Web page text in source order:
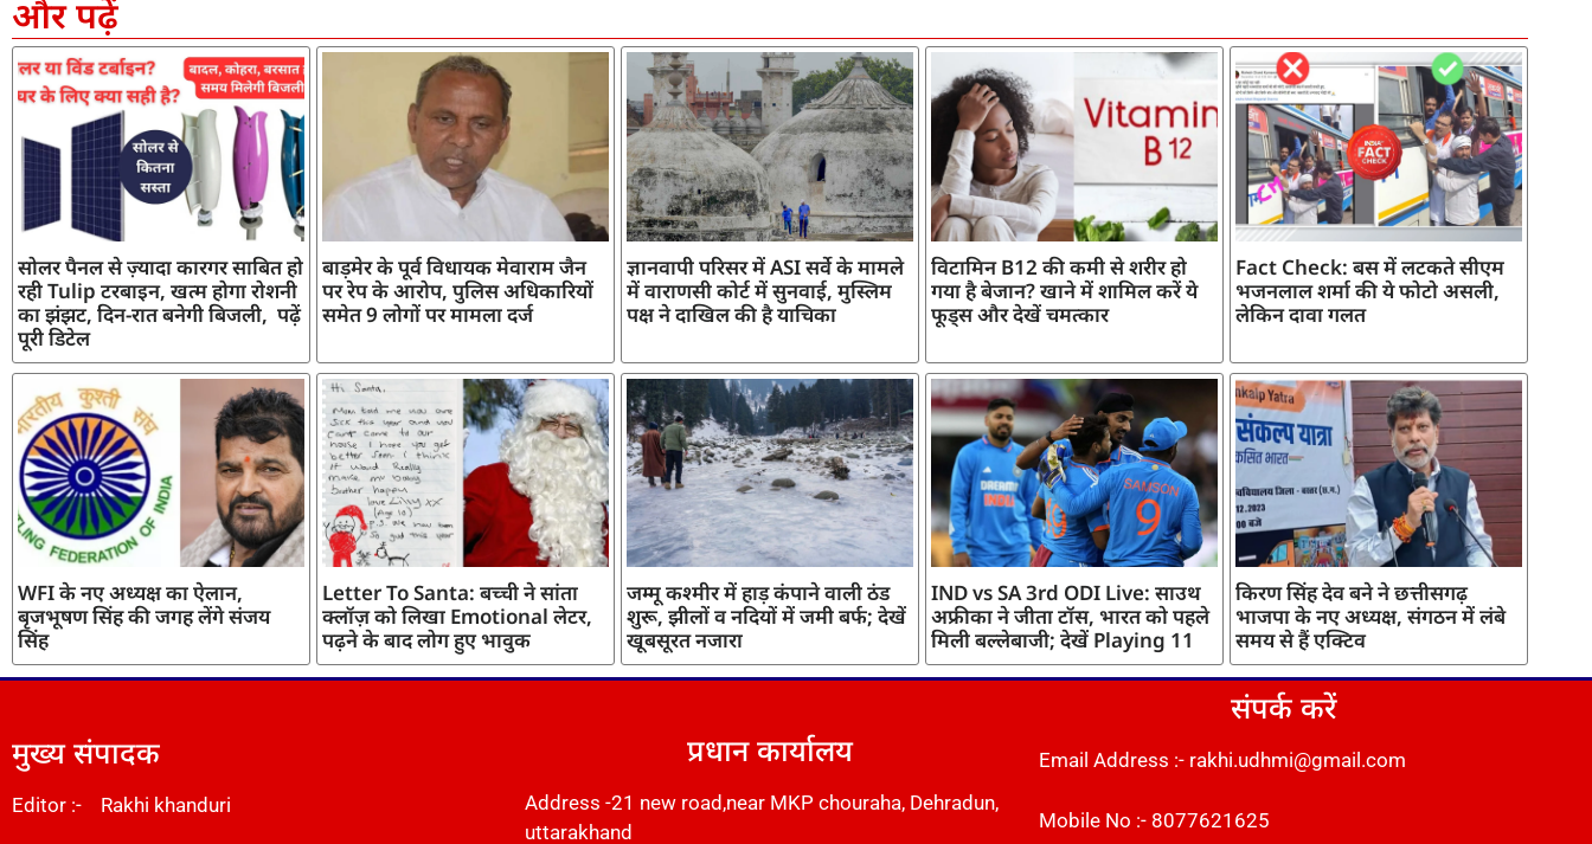
और पढ़ें
सोलर पैनल से ज़्यादा कारगर साबित हो
रही Tulip टरबाइन, खत्म होगा रोशनी
का झंझट, दिन-रात बनेगी बिजली, पढ़ें
पूरी डिटेल
बाड़मेर के पूर्व विधायक मेवाराम जैन
पर रेप के आरोप, पुलिस अधिकारियों
समेत 9 लोगों पर मामला दर्ज
ज्ञानवापी परिसर में ASI सर्वे के मामले
में वाराणसी कोर्ट में सुनवाई, मुस्लिम
पक्ष ने दाखिल की है याचिका
विटामिन B12 की कमी से शरीर हो
गया है बेजान? खाने में शामिल करें ये
फूड्स और देखें चमत्कार
Fact Check: बस में लटकते सीएम
भजनलाल शर्मा की ये फोटो असली,
लेकिन दावा गलत
WFI के नए अध्यक्ष का ऐलान,
बृजभूषण सिंह की जगह लेंगे संजय
सिंह
Letter To Santa: बच्ची ने सांता
क्लॉज़ को लिखा Emotional लेटर,
पढ़ने के बाद लोग हुए भावुक
जम्मू कश्मीर में हाड़ कंपाने वाली ठंड
शुरू, झीलों व नदियों में जमी बर्फ; देखें
खूबसूरत नजारा
IND vs SA 3rd ODI Live: साउथ
अफ्रीका ने जीता टॉस, भारत को पहले
मिली बल्लेबाजी; देखें Playing 11
किरण सिंह देव बने ने छत्तीसगढ़
भाजपा के नए अध्यक्ष, संगठन में लंबे
समय से हैं एक्टिव
मुख्य संपादक
Editor :- Rakhi khanduri
प्रधान कार्यालय
Address -21 new road,near MKP chouraha, Dehradun,
uttarakhand
संपर्क करें
Email Address :- rakhi.udhmi@gmail.com
Mobile No :- 8077621625